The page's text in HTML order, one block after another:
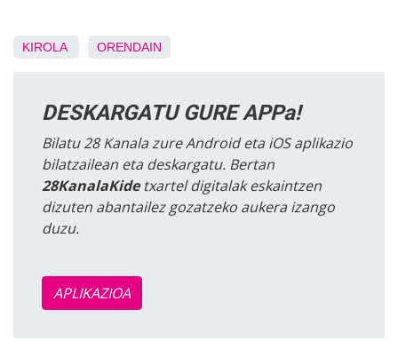
KIROLA ORENDAIN
DESKARGATU GURE APPa!
Bilatu 28 Kanala zure Android eta iOS aplikazio
bilatzailean eta deskargatu. Bertan
28KanalaKidetxartel digitalak eskaintzen
dizuten abantailez gozatzeko aukera izango
duzu.
APLIKAZIOA